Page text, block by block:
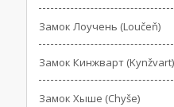
Замок Лоучень (Loučeň)
Замок Кинжварт (Kynžvart)
Замок Хыше (Chyše)